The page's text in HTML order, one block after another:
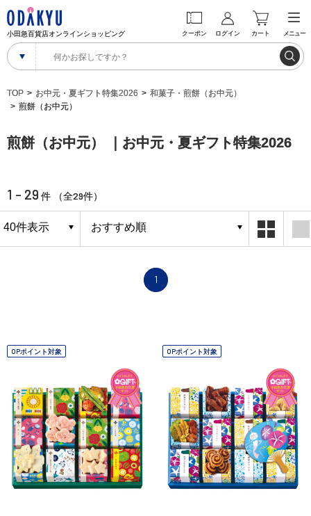
小田急百貨店オンラインショッピング クーポン ログイン カート メニュー
TOP お中元・夏ギフト特集2026
和菓子・煎餅（お中元）
煎餅（お中元）
煎餅（お中元） ｜お中元・夏ギフト特集2026
1 - 29 件 （全29件）
1
OPポイント対象 OPポイント対象